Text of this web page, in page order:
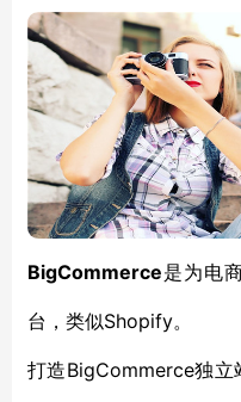
BigCommerce是为电
台，类似Shopify。
打造BigCommerce独立